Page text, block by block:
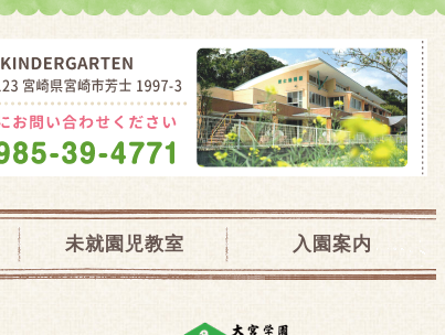
幼稚園・未就園児教室｜宮崎県宮崎市
未就園児教室 入園案内